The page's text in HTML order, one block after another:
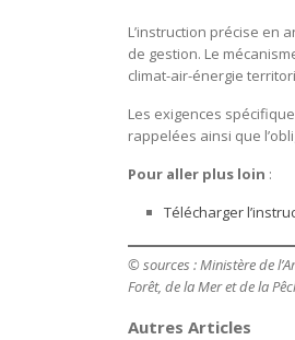
L’instruction précise en
de gestion. Le
climat-air-énergie
Les exigences
rappelées ainsi que
Pour aller plus loin :
Télécharger
© sources : Ministère de
Forêt, de la Mer et de la
Autres Articles